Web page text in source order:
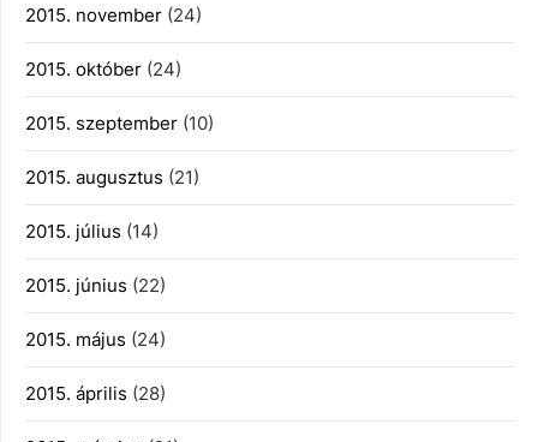
2015. november (24)
2015. október (24)
2015. szeptember (10)
2015. augusztus (21)
2015. július (14)
2015. június (22)
2015. május (24)
2015. április (28)